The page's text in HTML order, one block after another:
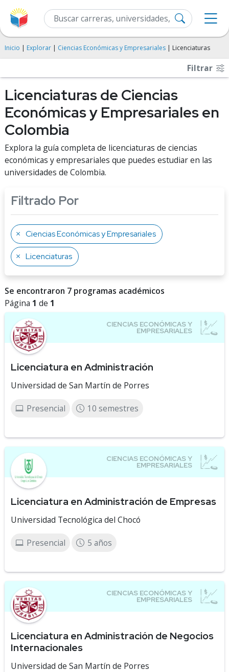
Inicio | Explorar | Ciencias Económicas y Empresariales | Licenciaturas
Filtrar
Licenciaturas de Ciencias
Económicas y Empresariales en
Colombia
Explora la guía completa de licenciaturas de ciencias
económicas y empresariales que puedes estudiar en las
universidades de Colombia.
Filtrado Por
Ciencias Económicas y Empresariales
Licenciaturas
Se encontraron 7 programas académicos
Página 1 de 1
Licenciatura en Administración
Universidad de San Martín de Porres
Presencial 10 semestres
Licenciatura en Administración de Empresas
Universidad Tecnológica del Chocó
Presencial 5 años
Licenciatura en Administración de Negocios
Internacionales
Universidad de San Martín de Porres